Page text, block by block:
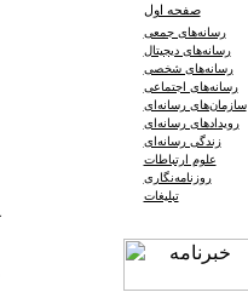
صفحه اول
رسانه‌های جمعی
رسانه‌های دیجیتال
رسانه‌های شخصی
رسانه‌های اجتماعی
سازمان‌های رسانه‌ای
رویدادهای رسانه‌ای
زندگی رسانه‌ای
علوم ارتباطات
روزنامه‌نگاری
تبلیغات